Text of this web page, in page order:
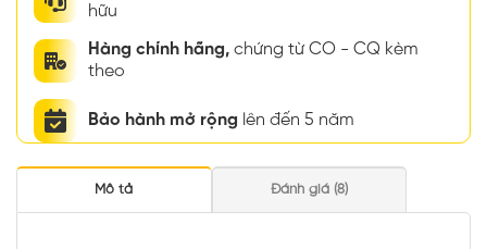
hữu
Hàng chính hãng, chứng từ CO - CQ kèm
theo
Bảo hành mở rộng lên đến 5 năm
Mô tả Đánh giá (8)